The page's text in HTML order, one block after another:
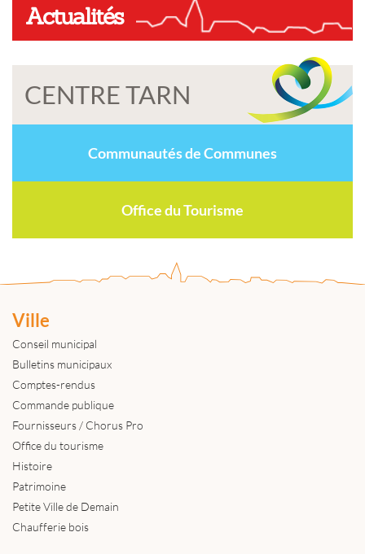
Actualités
CENTRE TARN
Communautés de Communes
Office du Tourisme
Ville
Conseil municipal
Bulletins municipaux
Comptes-rendus
Commande publique
Fournisseurs / Chorus Pro
Office du tourisme
Histoire
Patrimoine
Petite Ville de Demain
Chaufferie bois